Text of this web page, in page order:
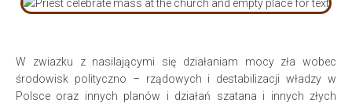
W zwiazku z nasilającymi się działaniam mocy zła wobec
środowisk polityczno – rządowych i destabilizacji władzy w
Polsce oraz innych planów i działań szatana i innych złych